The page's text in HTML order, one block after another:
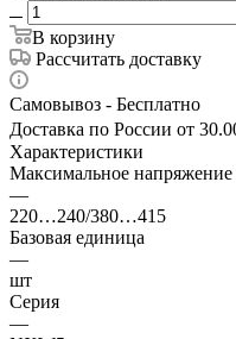
В корзину
Рассчитать доставку
Самовывоз - Бесплатно
Доставка по России от
Характеристики
Максимальное напряжение
—
220…240/380…415
Базовая единица
—
шт
Серия
—